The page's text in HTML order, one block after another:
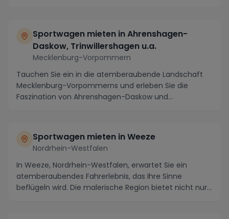
Sportwagen mieten in Ahrenshagen-
Daskow, Trinwillershagen u.a.
Mecklenburg-Vorpommern
Tauchen Sie ein in die atemberaubende Landschaft
Mecklenburg-Vorpommerns und erleben Sie die
Faszination von Ahrenshagen-Daskow und
Sportwagen mieten in Weeze
Nordrhein-Westfalen
In Weeze, Nordrhein-Westfalen, erwartet Sie ein
atemberaubendes Fahrerlebnis, das Ihre Sinne
beflügeln wird. Die malerische Region bietet nicht nur